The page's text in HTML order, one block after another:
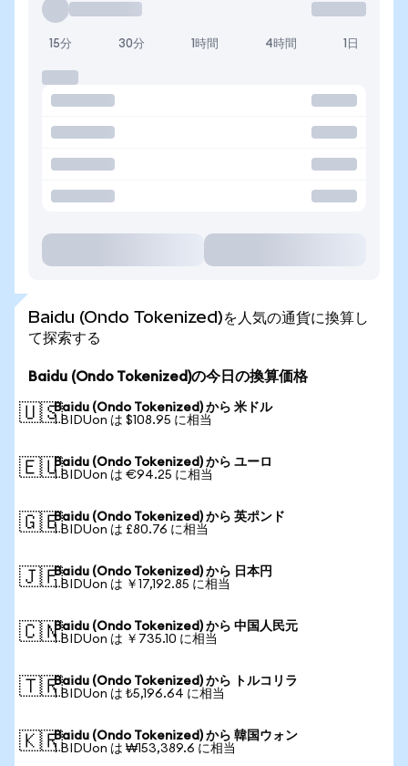
15分 30分 1時間 4時間 1日
Baidu (Ondo Tokenized)を人気の通貨に換算し
て探索する
Baidu (Ondo Tokenized)の今日の換算価格
🇺🇸Baidu (Ondo Tokenized) から 米ドル
1 BIDUon は $108.95 に相当
🇪🇺Baidu (Ondo Tokenized) から ユーロ
1 BIDUon は €94.25 に相当
🇬🇧Baidu (Ondo Tokenized) から 英ポンド
1 BIDUon は £80.76 に相当
🇯🇵Baidu (Ondo Tokenized) から 日本円
1 BIDUon は ￥17,192.85 に相当
🇨🇳Baidu (Ondo Tokenized) から 中国人民元
1 BIDUon は ￥735.10 に相当
🇹🇷Baidu (Ondo Tokenized) から トルコリラ
1 BIDUon は ₺5,196.64 に相当
🇰🇷Baidu (Ondo Tokenized) から 韓国ウォン
1 BIDUon は ₩153,389.6 に相当